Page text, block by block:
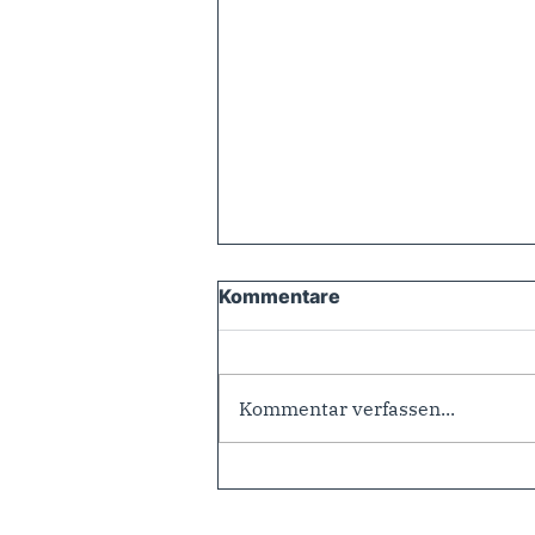
Kommentare
Kommentar verfassen...